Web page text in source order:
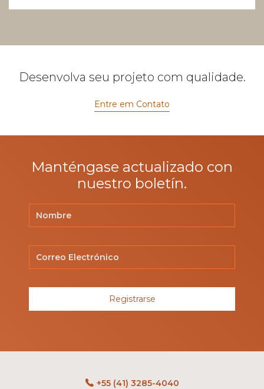
Desenvolva seu projeto com qualidade.
Entre em Contato
Manténgase actualizado con
nuestro boletín.
Registrarse
+55 (41) 3285-4040